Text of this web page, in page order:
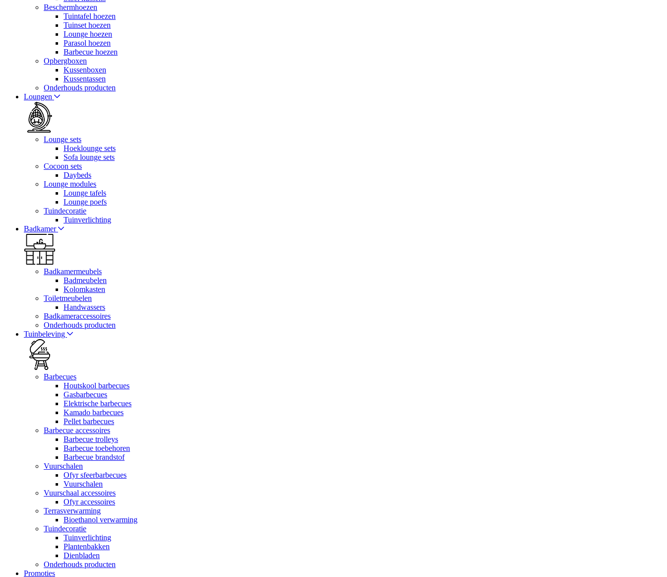
Beschermhoezen
Tuintafel hoezen
Tuinset hoezen
Lounge hoezen
Parasol hoezen
Barbecue hoezen
Opbergboxen
Kussenboxen
Kussentassen
Onderhouds producten
Loungen
Lounge sets
Hoeklounge sets
Sofa lounge sets
Cocoon sets
Daybeds
Lounge modules
Lounge tafels
Lounge poefs
Tuindecoratie
Tuinverlichting
Badkamer
Badkamermeubels
Badmeubelen
Kolomkasten
Toiletmeubelen
Handwassers
Badkameraccessoires
Onderhouds producten
Tuinbeleving
Barbecues
Houtskool barbecues
Gasbarbecues
Elektrische barbecues
Kamado barbecues
Pellet barbecues
Barbecue accessoires
Barbecue trolleys
Barbecue toebehoren
Barbecue brandstof
Vuurschalen
Ofyr sfeerbarbecues
Vuurschalen
Vuurschaal accessoires
Ofyr accessoires
Terrasverwarming
Bioethanol verwarming
Tuindecoratie
Tuinverlichting
Plantenbakken
Dienbladen
Onderhouds producten
Promoties